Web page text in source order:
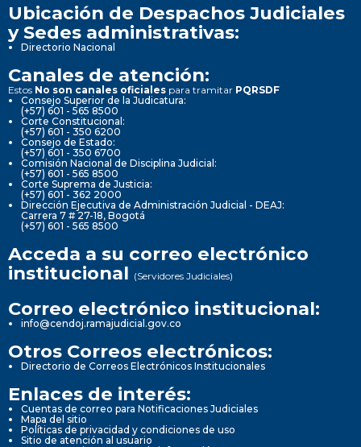
Ubicación de Despachos Judiciales
y Sedes administrativas:
Directorio Nacional
Canales de atención:
Estos No son canales oficiales para tramitar PQRSDF
Consejo Superior de la Judicatura:
(+57) 601 - 565 8500
Corte Constitucional:
(+57) 601 - 350 6200
Consejo de Estado:
(+57) 601 - 350 6700
Comisión Nacional de Disciplina Judicial:
(+57) 601 - 565 8500
Corte Suprema de Justicia:
(+57) 601 - 362 2000
Dirección Ejecutiva de Administración Judicial - DEAJ:
Carrera 7 # 27-18, Bogotá
(+57) 601 - 565 8500
Acceda a su correo electrónico
institucional (Servidores Judiciales)
Correo electrónico institucional:
info@cendoj.ramajudicial.gov.co
Otros Correos electrónicos:
Directorio de Correos Electrónicos Institucionales
Enlaces de interés:
Cuentas de correo para Notificaciones Judiciales
Mapa del sitio
Políticas de privacidad y condiciones de uso
Sitio de atención al usuario